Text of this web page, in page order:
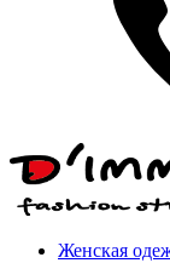
Женская